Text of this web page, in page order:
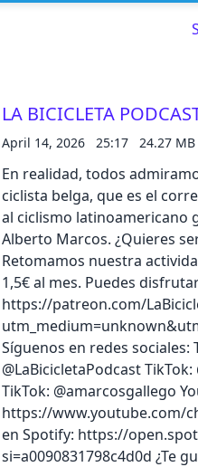
here
Cancel Save
LA BICICLETA
April 14, 2026 25:17 24.27 MB
En realidad, todos
ciclista belga, que es el
al ciclismo latinoamericano
Alberto Marcos. ¿Quieres
Retomamos nuestra
1,5€ al mes. Puedes
https://patreon.com/
Síguenos en redes sociales:
@LaBicicletaPodcast
TikTok: @amarcosgallego
https://www.youtube.com/
en Spotify: https://
si=a0090831798c4d0d ¿Te